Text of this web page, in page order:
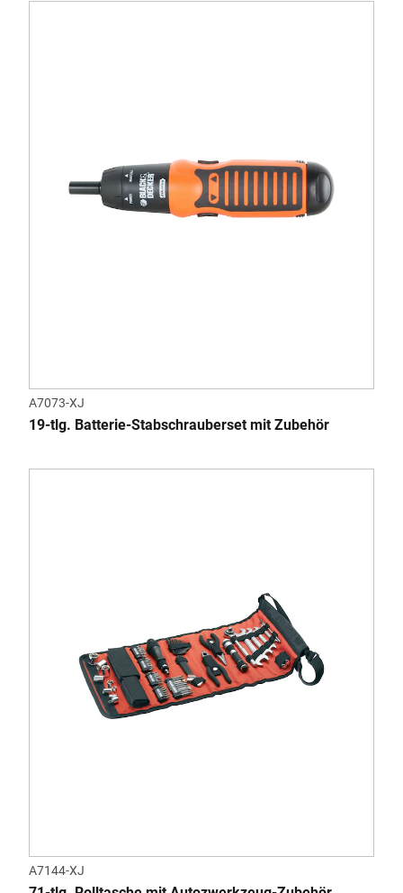
A7073-XJ
19-tlg. Batterie-Stabschrauberset mit Zubehör
A7144-XJ